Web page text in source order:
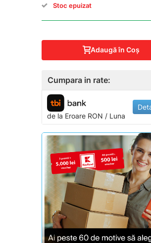
Stoc epuizat
Adaugă în Coş
Cumpara in rate:
de la EroareRON / Luna